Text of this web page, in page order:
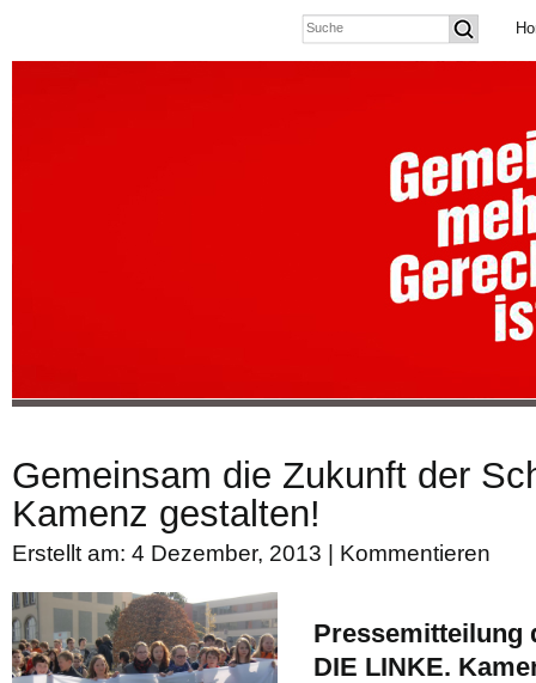
Gemeinsam die Zukunft der
Kamenz gestalten!
Erstellt am: 4 Dezember, 2013 | Kommentieren
Pressemitteilung
DIE LINKE.